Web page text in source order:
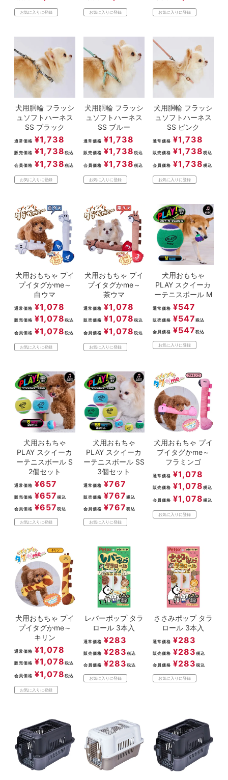
お気に入りに登録 お気に入りに登録 お気に入りに登録
犬用胴輪 フラッシ
ュソフトハーネス
SS ブラック
通常価格 ¥1,738
販売価格 ¥1,738 税込
会員価格 ¥1,738 税込
お気に入りに登録
犬用胴輪 フラッシ
ュソフトハーネス
SS ブルー
通常価格 ¥1,738
販売価格 ¥1,738 税込
会員価格 ¥1,738 税込
お気に入りに登録
犬用胴輪 フラッシ
ュソフトハーネス
SS ピンク
通常価格 ¥1,738
販売価格 ¥1,738 税込
会員価格 ¥1,738 税込
お気に入りに登録
犬用おもちゃ プイ
プイタグかme～
白ウマ
通常価格 ¥1,078
販売価格 ¥1,078 税込
会員価格 ¥1,078 税込
お気に入りに登録
犬用おもちゃ プイ
プイタグかme～
茶ウマ
通常価格 ¥1,078
販売価格 ¥1,078 税込
会員価格 ¥1,078 税込
お気に入りに登録
犬用おもちゃ
PLAY スクイーカ
ーテニスボール M
通常価格 ¥547
販売価格 ¥547 税込
会員価格 ¥547 税込
お気に入りに登録
犬用おもちゃ
PLAY スクイーカ
ーテニスボール S
2個セット
通常価格 ¥657
販売価格 ¥657 税込
会員価格 ¥657 税込
お気に入りに登録
犬用おもちゃ
PLAY スクイーカ
ーテニスボール SS
3個セット
通常価格 ¥767
販売価格 ¥767 税込
会員価格 ¥767 税込
お気に入りに登録
犬用おもちゃ プイ
プイタグかme～
フラミンゴ
通常価格 ¥1,078
販売価格 ¥1,078 税込
会員価格 ¥1,078 税込
お気に入りに登録
犬用おもちゃ プイ
プイタグかme～
キリン
通常価格 ¥1,078
販売価格 ¥1,078 税込
会員価格 ¥1,078 税込
お気に入りに登録
レバーポップ タラ
ロール 3本入
通常価格 ¥283
販売価格 ¥283 税込
会員価格 ¥283 税込
お気に入りに登録
ささみポップ タラ
ロール 3本入
通常価格 ¥283
販売価格 ¥283 税込
会員価格 ¥283 税込
お気に入りに登録